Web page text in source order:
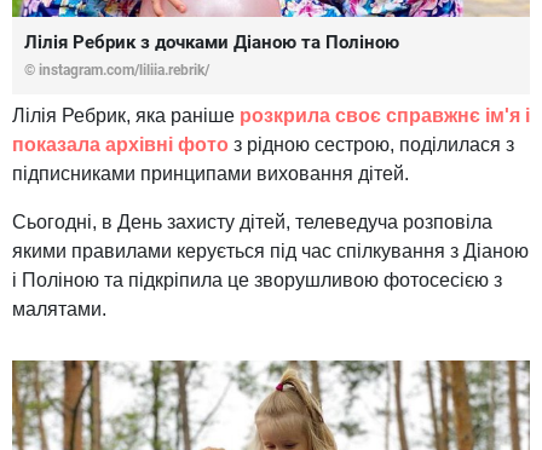
Лілія Ребрик з дочками Діаною та Поліною
© instagram.com/liliia.rebrik/
Лілія Ребрик, яка раніше розкрила своє справжнє ім'я і
показала архівні фото з рідною сестрою, поділилася з
підписниками принципами виховання дітей.
Сьогодні, в День захисту дітей, телеведуча розповіла
якими правилами керується під час спілкування з Діаною
і Поліною та підкріпила це зворушливою фотосесією з
малятами.